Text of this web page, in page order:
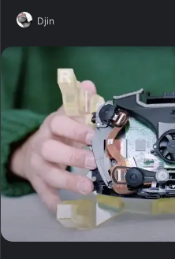
Djin